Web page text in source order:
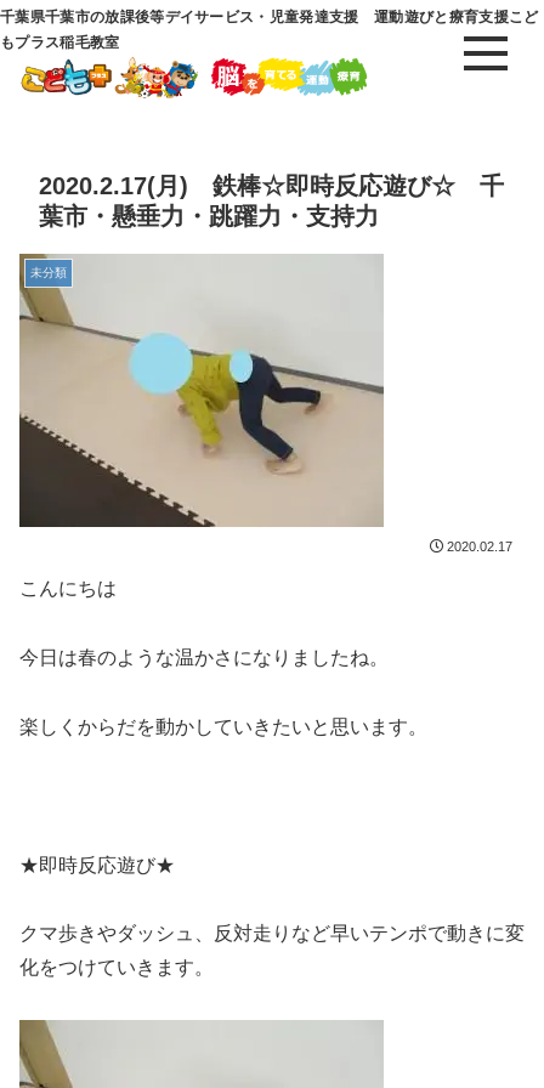
千葉県千葉市の放課後等デイサービス・児童発達支援 運動遊びと療育支援こど
もプラス稲毛教室
2020.2.17(月) 鉄棒☆即時反応遊び☆ 千
葉市・懸垂力・跳躍力・支持力
未分類
2020.02.17
こんにちは
今日は春のような温かさになりましたね。
楽しくからだを動かしていきたいと思います。
★即時反応遊び★
クマ歩きやダッシュ、反対走りなど早いテンポで動きに変
化をつけていきます。